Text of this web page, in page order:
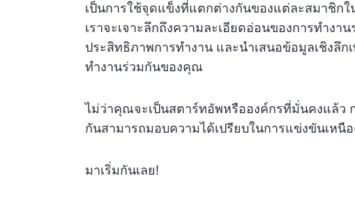
เป็นการใช้จุดแข็งที่แตกต่างกันของแต่ละสมาชิก
เราจะเจาะลึกถึงความละเอียดอ่อนของการทำง
ประสิทธิภาพการทำงาน และนำเสนอข้อมูลเชิงลึ
ทำงานร่วมกันของคุณ
ไม่ว่าคุณจะเป็นสตาร์ทอัพหรือองค์กรที่มั่นคงแล้ว
กันสามารถมอบความได้เปรียบในการแข่งขันเห
มาเริ่มกันเลย!